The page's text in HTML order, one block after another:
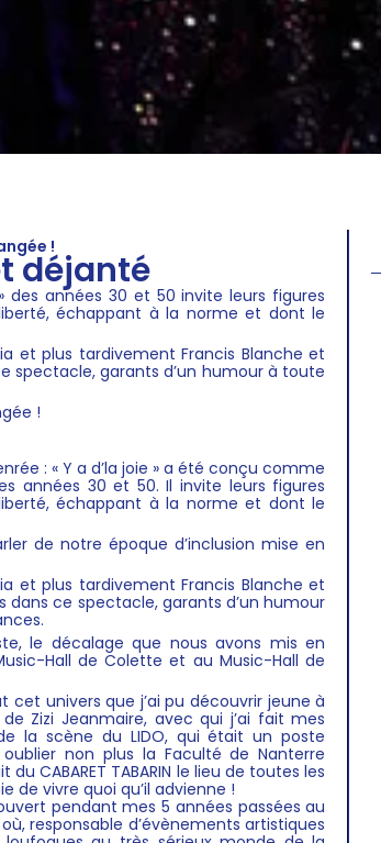
!
déjanté
des années 30 et 50 invite leurs figures
échappant à la norme et dont le
et plus tardivement Francis Blanche et
spectacle, garants d’un humour à toute
!
: « Y a d’la joie » a été conçu comme
années 30 et 50. Il invite leurs figures
échappant à la norme et dont le
de notre époque d’inclusion mise en
et plus tardivement Francis Blanche et
ce spectacle, garants d’un humour
le décalage que nous avons mis en
Hall de Colette et au Music-Hall de
cet univers que j’ai pu découvrir jeune à
Zizi Jeanmaire, avec qui j’ai fait mes
la scène du LIDO, qui était un poste
non plus la Faculté de Nanterre
CABARET TABARIN le lieu de toutes les
de vivre quoi qu’il advienne !
pendant mes 5 années passées au
responsable d’évènements artistiques